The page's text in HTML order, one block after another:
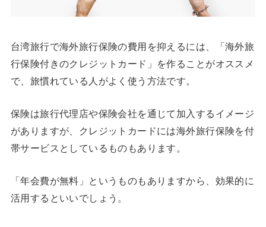
台湾旅行で海外旅行保険の費用を抑えるには、「海外旅
行保険付きのクレジットカード」を作ることがオススメ
で、旅慣れている人がよく使う方法です。
保険は旅行代理店や保険会社を通じて加入するイメージ
がありますが、クレジットカードには海外旅行保険を付
帯サービスとしているものもあります。
「年会費が無料」というものもありますから、効果的に
活用するといいでしょう。